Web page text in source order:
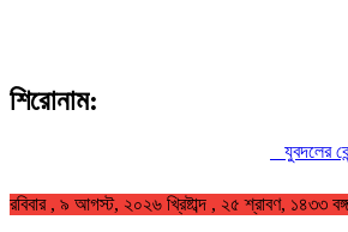
শিরোনাম:
যুবদলের
রবিবার , ৯ আগস্ট, ২০২৬ খ্রিষ্টাব্দ , ২৫ শ্রাবণ, ১৪৩৩